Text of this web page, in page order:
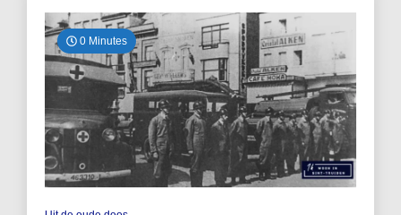
0 Minutes